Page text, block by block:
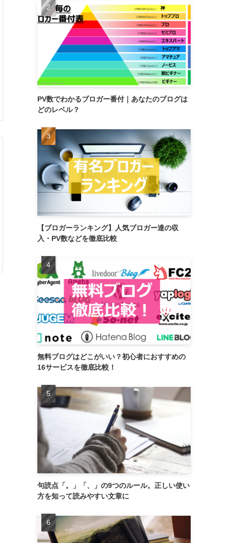
PV数でわかるブロガー番付｜あなたのブログは
どのレベル？
【ブロガーランキング】人気ブロガー達の収
入・PV数などを徹底比較
無料ブログはどこがいい？初心者におすすめの
16サービスを徹底比較！
句読点「。」「、」の9つのルール。正しい使い
方を知って読みやすい文章に